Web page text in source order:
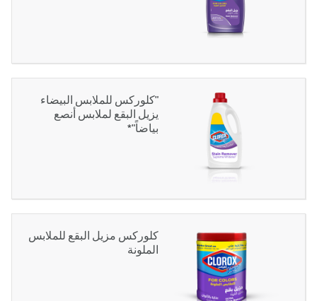
"كلوركس للملابس البيضاء
يزيل البقع لملابس أنصع
بياضاً"*
كلوركس مزيل البقع للملابس
الملونة